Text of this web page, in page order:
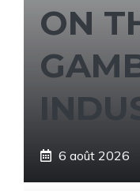
ON
6 août 2026